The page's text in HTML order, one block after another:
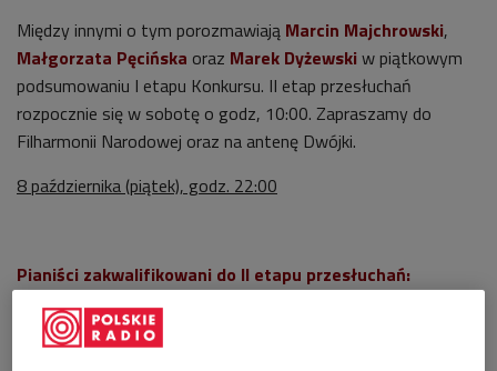
Między innymi o tym porozmawiają Marcin Majchrowski,
Małgorzata Pęcińska oraz Marek Dyżewski w piątkowym
podsumowaniu I etapu Konkursu. II etap przesłuchań
rozpocznie się w sobotę o godz, 10:00. Zapraszamy do
Filharmonii Narodowej oraz na antenę Dwójki.
8 października (piątek), godz. 22:00
Pianiści zakwalifikowani do II etapu przesłuchań:
Leonora Armellini (Włochy)